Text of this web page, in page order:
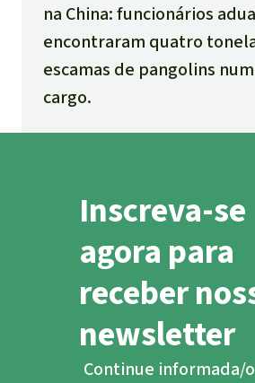
na China: funcionários
encontraram quatro
escamas de pangolins
cargo.
Inscreva-se
agora para
receber
newsletter
Continue informada/